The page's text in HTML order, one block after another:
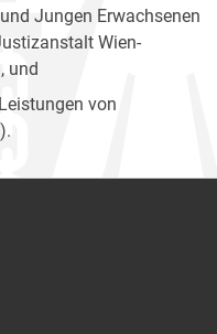
Jungen Erwachsenen
Wien-
und
von